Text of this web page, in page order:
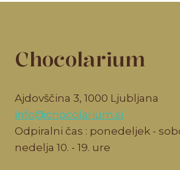
Chocolarium
Ajdovščina 3, 1000 Ljubljana
info@chocolarium.si
Odpiralni čas : ponedeljek -
nedelja 10. - 19. ure